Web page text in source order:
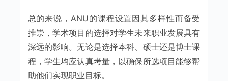
总的来说，ANU的课程设置因其多样性而备受
推崇，学术项目的选择对学生未来职业发展具有
深远的影响。无论是选择本科、硕士还是博士课
程，学生均应认真考量，以确保所选项目能够帮
助他们实现职业目标。